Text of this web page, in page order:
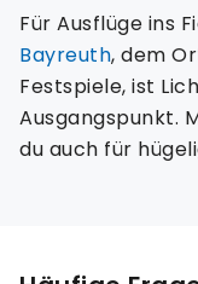
Für Ausflüge ins
Bayreuth, dem
Festspiele, ist
Ausgangspunkt.
du auch für